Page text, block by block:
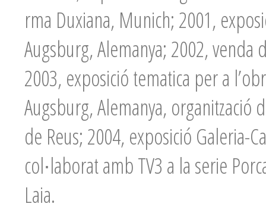
rma Duxiana, Munich; 2001,
Augsburg, Alemanya; 2002, venda
2003, exposició tematica per a
Augsburg, Alemanya, organització
de Reus; 2004, exposició Galeria-
col∙laborat amb TV3 a la serie
Laia.